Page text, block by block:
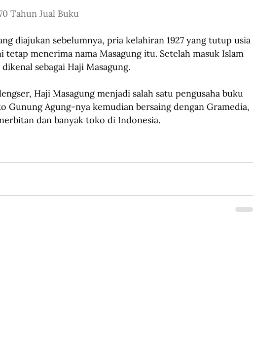
Tahun Jual Buku
diajukan sebelumnya, pria kelahiran 1927 yang tutup usia
tetap menerima nama Masagung itu. Setelah masuk Islam
sebagai Haji Masagung.
Haji Masagung menjadi salah satu pengusaha buku
Gunung Agung-nya kemudian bersaing dengan Gramedia,
dan banyak toko di Indonesia.